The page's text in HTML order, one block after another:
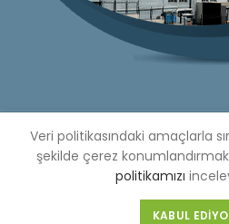
Copyright © 2020 Çetinkaya
Listesi
Bizi Sosyal Medya
Web
Veri politikasındaki amaçlarla
şekilde çerez
politikamızı
KABUL